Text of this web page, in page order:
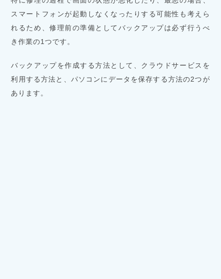
スマートフォンが起動しなくなったりする可能性も考えら
れるため、修理前の準備としてバックアップは必ず行うべ
き作業の1つです。
バックアップを作成する方法として、クラウドサービスを
利用する方法と、パソコンにデータを保存する方法の2つが
あります。